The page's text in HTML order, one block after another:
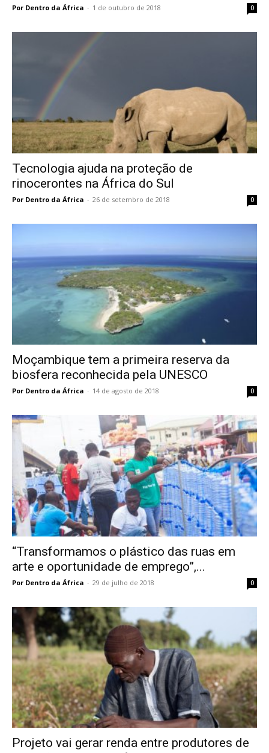
Por Dentro da África - 1 de outubro de 2018 0
Tecnologia ajuda na proteção de
rinocerontes na África do Sul
Por Dentro da África - 26 de setembro de 2018 0
Moçambique tem a primeira reserva da
biosfera reconhecida pela UNESCO
Por Dentro da África - 14 de agosto de 2018 0
“Transformamos o plástico das ruas em
arte e oportunidade de emprego”,...
Por Dentro da África - 29 de julho de 2018 0
Projeto vai gerar renda entre produtores de